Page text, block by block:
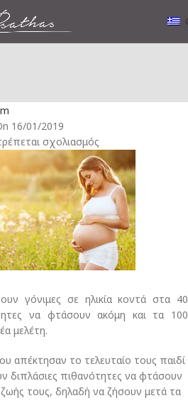
συνδέεται με τη μακροζωία!
16/01/2019
σχολιασμός
γόνιμες σε ηλικία κοντά στα 40
να φτάσουν ακόμη και τα 100
μελέτη.
απέκτησαν το τελευταίο τους παιδί
διπλάσιες πιθανότητες να φτάσουν
τους, δηλαδή να ζήσουν μετά τα